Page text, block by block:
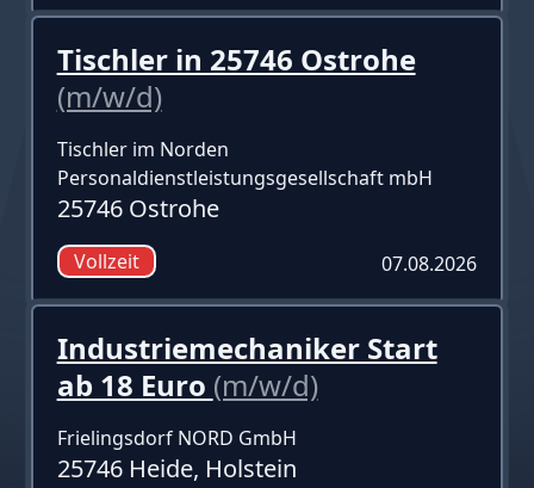
Tischler in 25746 Ostrohe
(m/w/d)
Tischler im Norden
Personaldienstleistungsgesellschaft mbH
25746 Ostrohe
Vollzeit 07.08.2026
Industriemechaniker Start
ab 18 Euro (m/w/d)
Frielingsdorf NORD GmbH
25746 Heide, Holstein